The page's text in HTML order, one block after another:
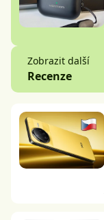
Zobrazit další
Recenze